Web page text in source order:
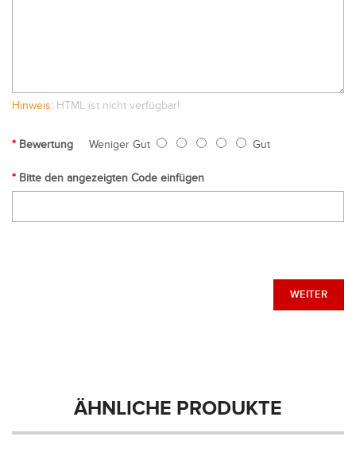
Hinweis: HTML ist nicht verfügbar!
Bewertung Weniger Gut Gut
Bitte den angezeigten Code einfügen
WEITER
ÄHNLICHE PRODUKTE